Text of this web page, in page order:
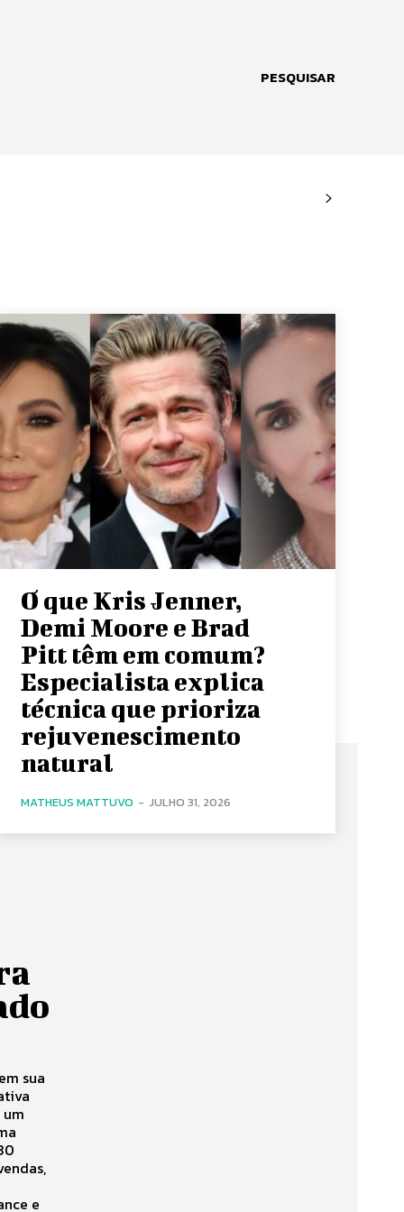
PESQUISAR
O que Kris Jenner,
Demi Moore e Brad
Pitt têm em comum?
Especialista explica
técnica que prioriza
rejuvenescimento
natural
MATHEUS MATTUVO - JULHO 31, 2026
sua
e